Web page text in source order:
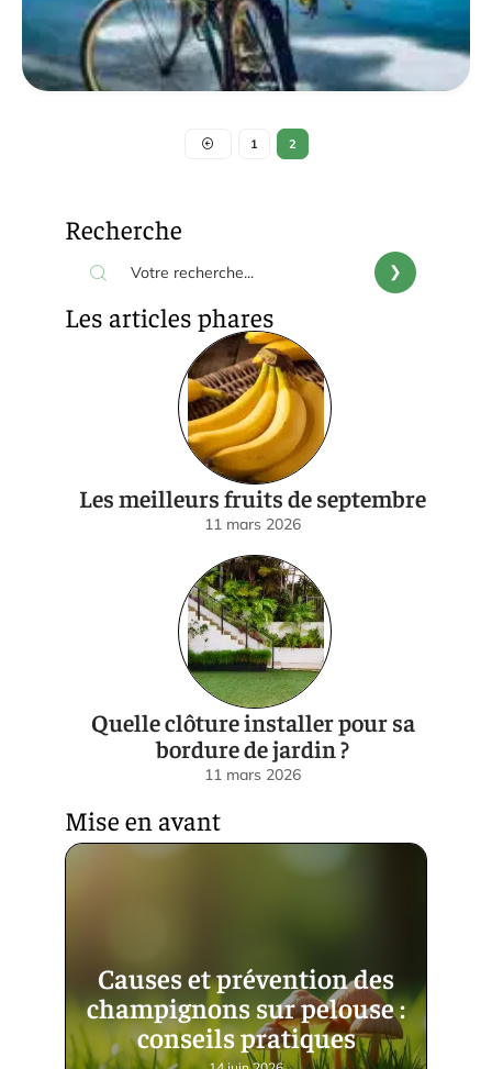
1 2
Recherche
Les articles phares
Les meilleurs fruits de septembre
11 mars 2026
Quelle clôture installer pour sa
bordure de jardin ?
11 mars 2026
Mise en avant
Causes et prévention des
champignons sur pelouse :
conseils pratiques